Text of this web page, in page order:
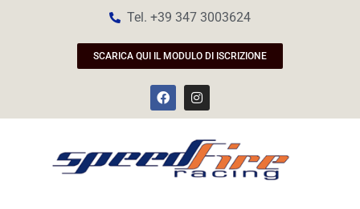
Tel. +39 347 3003624
SCARICA QUI IL MODULO DI ISCRIZIONE